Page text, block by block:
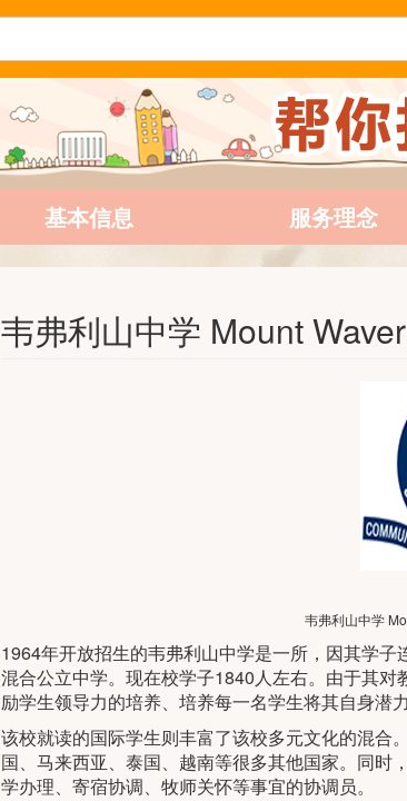
基本信息 服务理念
韦弗利山中学 Mount
韦弗利山中学
1964年开放招生的韦弗利山中学是一所，因其学
混合公立中学。现在校学子1840人左右。由于其
励学生领导力的培养、培养每一名学生将其自身潜
该校就读的国际学生则丰富了该校多元文化的混合
国、马来西亚、泰国、越南等很多其他国家。同时
学办理、寄宿协调、牧师关怀等事宜的协调员。